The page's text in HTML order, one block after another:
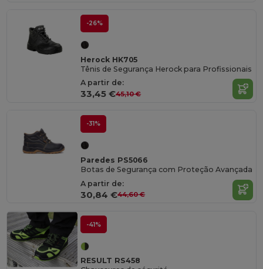
-26%
Herock HK705
Tênis de Segurança Herock para Profissionais
A partir de:
33,45 €45,10 €
-31%
Paredes PS5066
Botas de Segurança com Proteção Avançada
A partir de:
30,84 €44,60 €
-41%
RESULT RS458